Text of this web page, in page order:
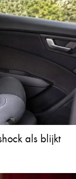
als blijkt